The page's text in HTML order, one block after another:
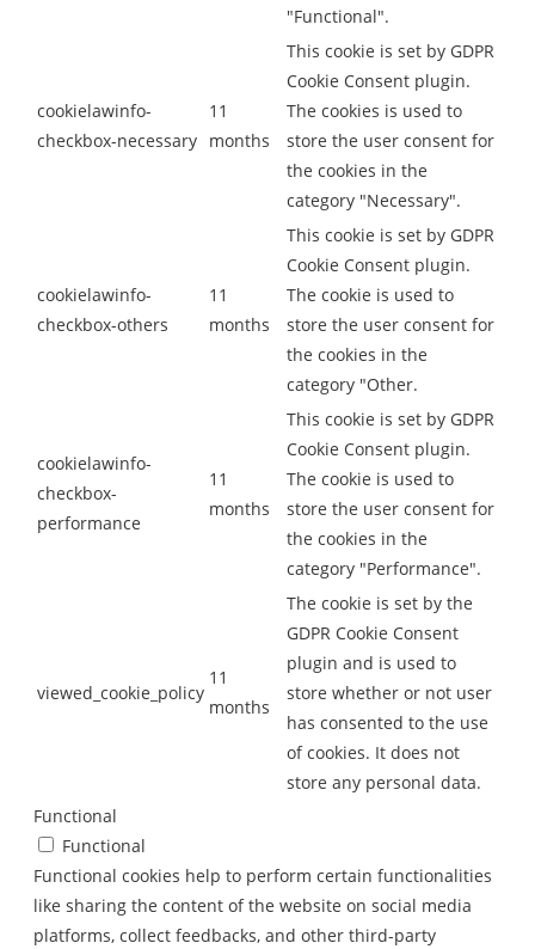
"Functional".
cookielawinfo-
checkbox-necessary
11
months
This cookie is set by GDPR
Cookie Consent plugin.
The cookies is used to
store the user consent for
the cookies in the
category "Necessary".
cookielawinfo-
checkbox-others
11
months
This cookie is set by GDPR
Cookie Consent plugin.
The cookie is used to
store the user consent for
the cookies in the
category "Other.
cookielawinfo-
checkbox-
performance
11
months
This cookie is set by GDPR
Cookie Consent plugin.
The cookie is used to
store the user consent for
the cookies in the
category "Performance".
viewed_cookie_policy
11
months
The cookie is set by the
GDPR Cookie Consent
plugin and is used to
store whether or not user
has consented to the use
of cookies. It does not
store any personal data.
Functional
Functional
Functional cookies help to perform certain functionalities
like sharing the content of the website on social media
platforms, collect feedbacks, and other third-party